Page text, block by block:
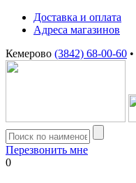
Доставка и оплата
Адреса магазинов
Кемерово (3842) 68-00-60 •
Перезвонить мне
0